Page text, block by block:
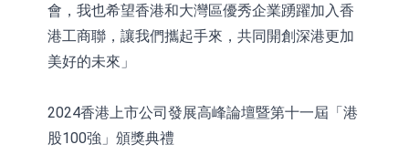
會，我也希望香港和大灣區優秀企業踴躍加入香
港工商聯，讓我們攜起手來，共同開創深港更加
美好的未來」
2024香港上市公司發展高峰論壇暨第十一屆「港
股100強」頒獎典禮